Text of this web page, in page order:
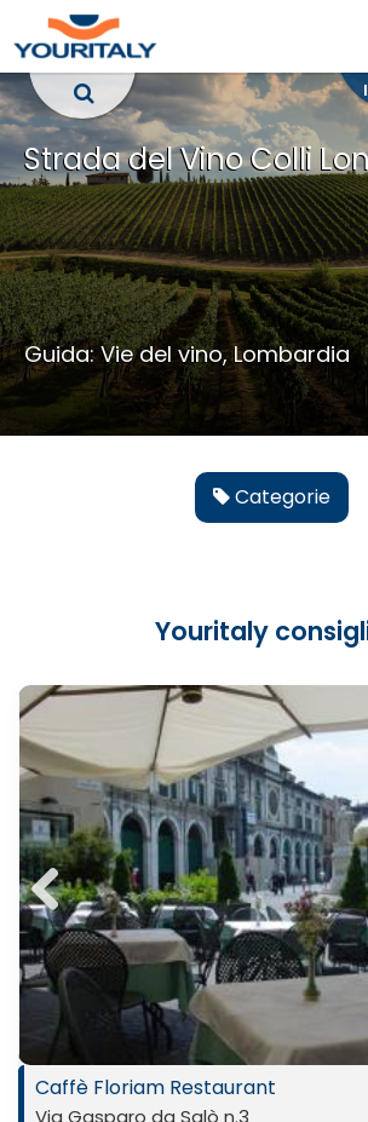
Strada del Vino Colli
Guida: Vie del vino, Lombardia
Categorie
Youritaly
Previ
ous
Caffè Floriam Restaurant
Via Gasparo da Salò n.3